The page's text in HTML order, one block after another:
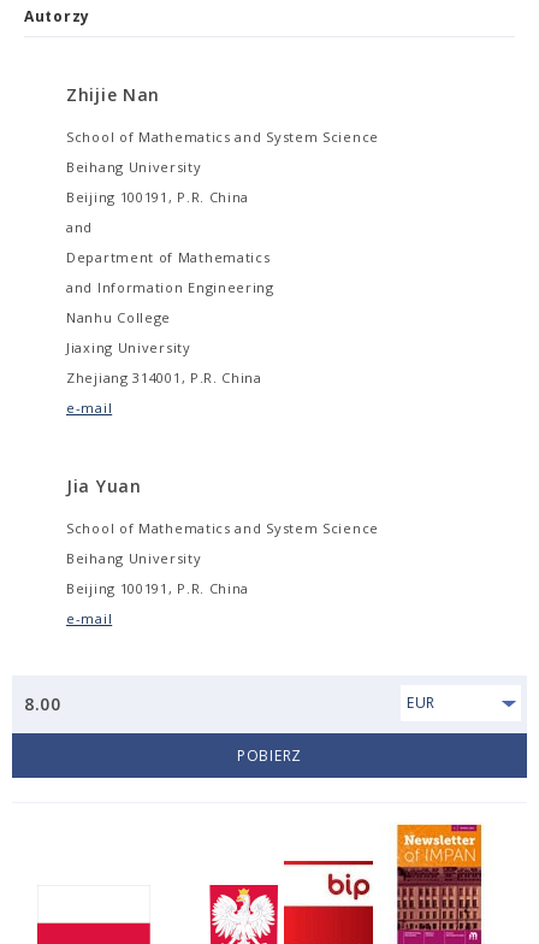
Autorzy
Zhijie Nan
School of Mathematics and System Science
Beihang University
Beijing 100191, P.R. China
and
Department of Mathematics
and Information Engineering
Nanhu College
Jiaxing University
Zhejiang 314001, P.R. China
e-mail
Jia Yuan
School of Mathematics and System Science
Beihang University
Beijing 100191, P.R. China
e-mail
8.00 EUR
POBIERZ